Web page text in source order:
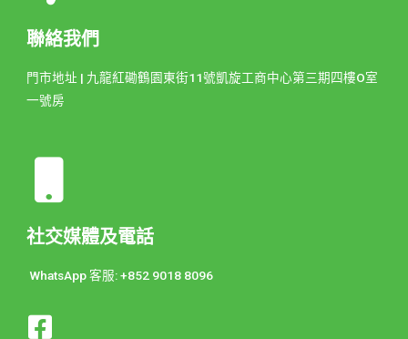
聯絡我們
門市地址 | 九龍紅磡鶴園東街11號凱旋工商中心第三期四樓O室
一號房
社交媒體及電話
WhatsApp 客服: +852 9018 8096